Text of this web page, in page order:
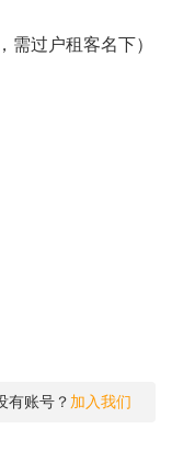
需过户租客名下）
有账号？ 加入我们